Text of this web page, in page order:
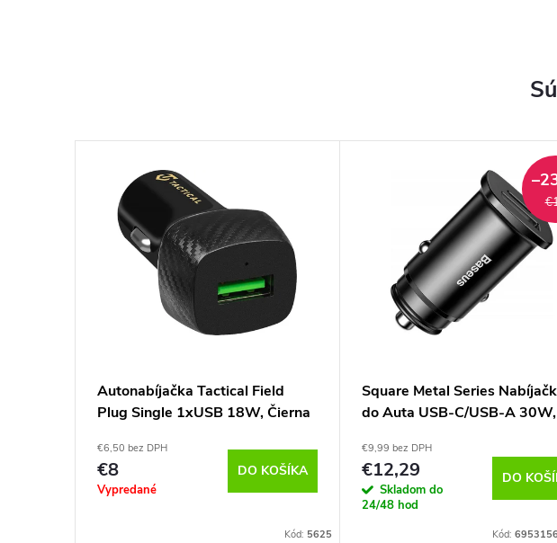
Autonabíjačka Tactical Field
Plug Single 1xUSB 18W, Čierna
€6,50 bez DPH
€8
Vypredané
DO KOŠÍKA
Kód: 5625
Square Metal Series
do Auta USB-C/USB-A 30W,
€9,99 bez DPH
€12,29
Skladom do
24/48 hod
DO
Kód: